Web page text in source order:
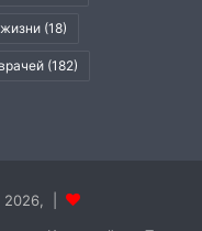
(18)
(182)
2026, |